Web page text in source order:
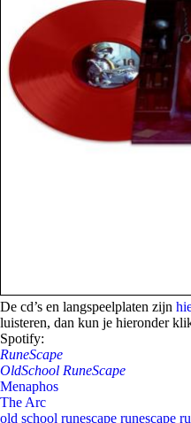
De cd’s en langspeelplaten zijn
luisteren, dan kun je hieronder
Spotify:
RuneScape
OldSchool RuneScape
Menaphos
The Arc
old school runescape runescape